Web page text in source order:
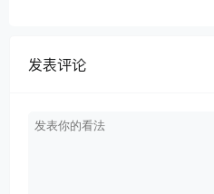
发表评论